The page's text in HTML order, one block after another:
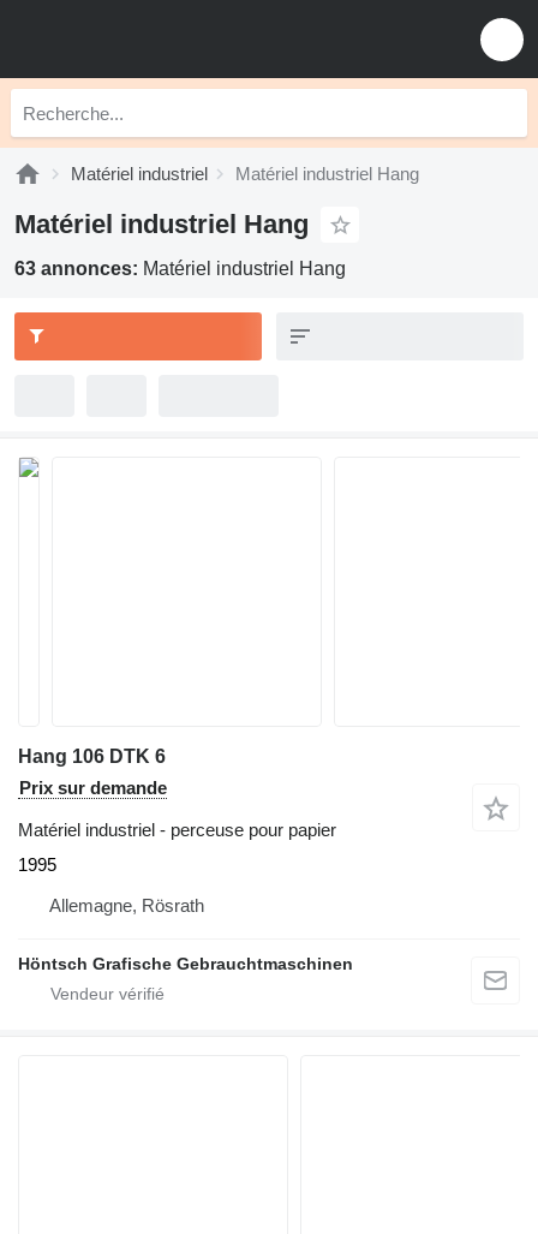
Matériel industriel Matériel industriel Hang
Matériel industriel Hang
63 annonces: Matériel industriel Hang
Hang 106 DTK 6
Prix sur demande
Matériel industriel - perceuse pour papier
1995
Allemagne, Rösrath
Höntsch Grafische Gebrauchtmaschinen